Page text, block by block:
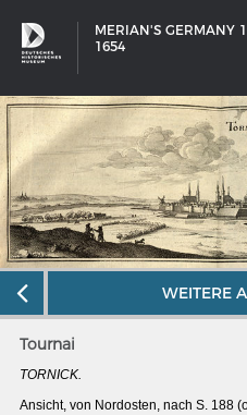
MERIAN'S GERMANY
1654
WEITERE
Tournai
TORNICK.
Ansicht, von Nordosten, nach S. 188